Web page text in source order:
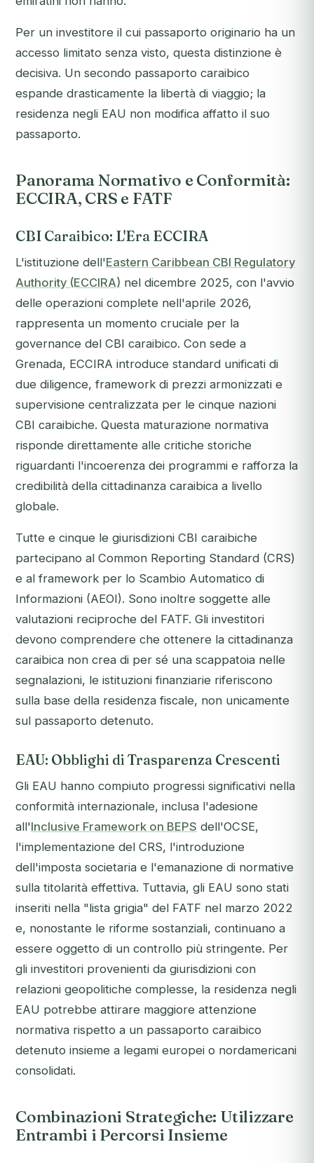
Per un investitore il cui passaporto originario ha un
accesso limitato senza visto, questa distinzione è
decisiva. Un secondo passaporto caraibico
espande drasticamente la libertà di viaggio; la
residenza negli EAU non modifica affatto il suo
passaporto.
Panorama Normativo e Conformità:
ECCIRA, CRS e FATF
CBI Caraibico: L'Era ECCIRA
L'istituzione dell'Eastern Caribbean CBI Regulatory
Authority (ECCIRA) nel dicembre 2025, con l'avvio
delle operazioni complete nell'aprile 2026,
rappresenta un momento cruciale per la
governance del CBI caraibico. Con sede a
Grenada, ECCIRA introduce standard unificati di
due diligence, framework di prezzi armonizzati e
supervisione centralizzata per le cinque nazioni
CBI caraibiche. Questa maturazione normativa
risponde direttamente alle critiche storiche
riguardanti l'incoerenza dei programmi e rafforza la
credibilità della cittadinanza caraibica a livello
globale.
Tutte e cinque le giurisdizioni CBI caraibiche
partecipano al Common Reporting Standard (CRS)
e al framework per lo Scambio Automatico di
Informazioni (AEOI). Sono inoltre soggette alle
valutazioni reciproche del FATF. Gli investitori
devono comprendere che ottenere la cittadinanza
caraibica non crea di per sé una scappatoia nelle
segnalazioni, le istituzioni finanziarie riferiscono
sulla base della residenza fiscale, non unicamente
sul passaporto detenuto.
EAU: Obblighi di Trasparenza Crescenti
Gli EAU hanno compiuto progressi significativi nella
conformità internazionale, inclusa l'adesione
all'Inclusive Framework on BEPS dell'OCSE,
l'implementazione del CRS, l'introduzione
dell'imposta societaria e l'emanazione di normative
sulla titolarità effettiva. Tuttavia, gli EAU sono stati
inseriti nella "lista grigia" del FATF nel marzo 2022
e, nonostante le riforme sostanziali, continuano a
essere oggetto di un controllo più stringente. Per
gli investitori provenienti da giurisdizioni con
relazioni geopolitiche complesse, la residenza negli
EAU potrebbe attirare maggiore attenzione
normativa rispetto a un passaporto caraibico
detenuto insieme a legami europei o nordamericani
consolidati.
Combinazioni Strategiche: Utilizzare
Entrambi i Percorsi Insieme